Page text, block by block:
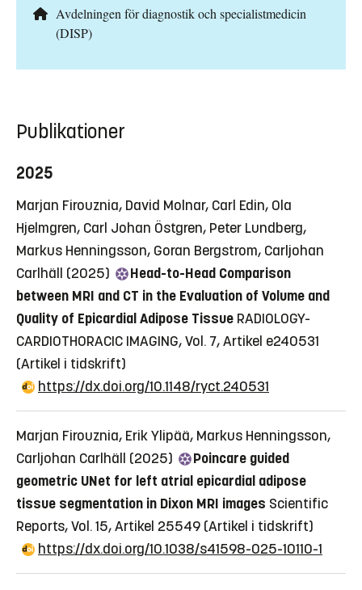
Avdelningen för diagnostik och specialistmedicin
(DISP)
Publikationer
2025
Marjan Firouznia, David Molnar, Carl Edin, Ola
Hjelmgren, Carl Johan Östgren, Peter Lundberg,
Markus Henningsson, Goran Bergstrom, Carljohan
Carlhäll (2025)
Head-to-Head Comparison
between MRI and CT in the Evaluation of Volume and
Quality of Epicardial Adipose Tissue RADIOLOGY-
CARDIOTHORACIC IMAGING, Vol. 7, Artikel e240531
(Artikel i tidskrift)
https://dx.doi.org/10.1148/ryct.240531
Marjan Firouznia, Erik Ylipää, Markus Henningsson,
Carljohan Carlhäll (2025)
Poincare guided
geometric UNet for left atrial epicardial adipose
tissue segmentation in Dixon MRI images Scientific
Reports, Vol. 15, Artikel 25549 (Artikel i tidskrift)
https://dx.doi.org/10.1038/s41598-025-10110-1